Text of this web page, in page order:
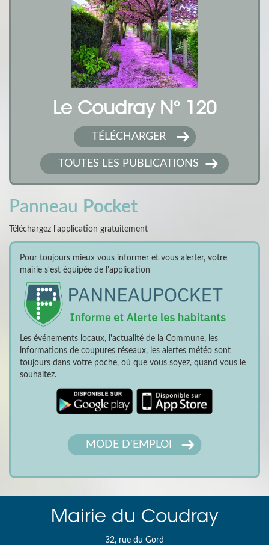
Le Coudray N° 120
TÉLÉCHARGER
TOUTES LES PUBLICATIONS
Panneau Pocket
Téléchargez l'application gratuitement
Pour toujours mieux vous informer et vous alerter, votre
mairie s'est équipée de l'application
Les événements locaux, l'actualité de la Commune, les
informations de coupures réseaux, les alertes météo sont
toujours dans votre poche, où que vous soyez, quand vous le
souhaitez.
MODE D'EMPLOI
Mairie du Coudray
32, rue du Gord